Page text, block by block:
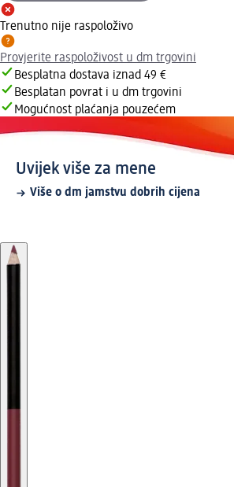
Trenutno nije raspoloživo
Provjerite raspoloživost u dm trgovini
Besplatna dostava iznad 49 €
Besplatan povrat i u dm trgovini
Mogućnost plaćanja pouzećem
Uvijek više za mene
Više o dm jamstvu dobrih cijena